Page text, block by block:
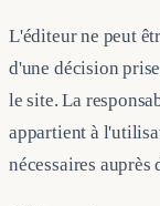
L'éditeur ne peut
d'une décision
le site. La
appartient à
nécessaires